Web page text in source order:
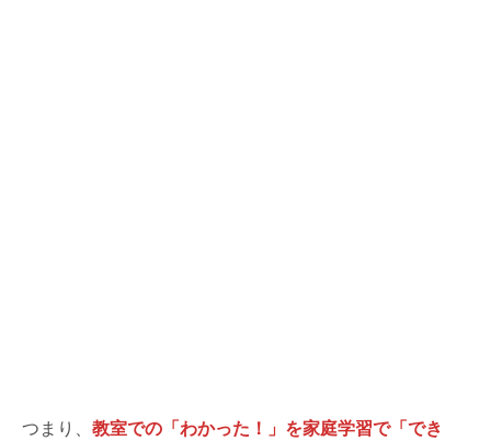
つまり、 教室での「わかった！」を家庭学習で「でき